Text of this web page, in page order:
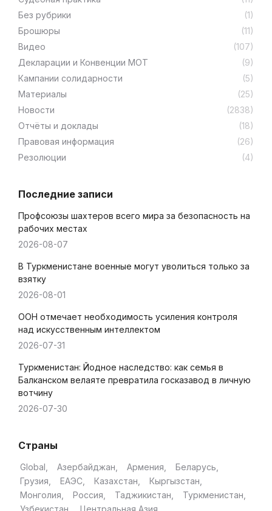
Без рубрики
(1)
Брошюры
(11)
Видео
(107)
Декларации и Конвенции МОТ
(9)
Кампании солидарности
(5)
Материалы
(25)
Новости
(2838)
Отчёты и доклады
(18)
Правовая информация
(26)
Резолюции
(4)
Последние записи
Профсоюзы шахтеров всего мира за безопасность на
рабочих местах
2026-08-07
В Туркменистане военные могут уволиться только за
взятку
2026-08-01
ООН отмечает необходимость усиления контроля
над искусственным интеллектом
2026-07-31
Туркменистан: Йодное наследство: как семья в
Балканском велаяте превратила госказавод в личную
вотчину
2026-07-30
Страны
Global Азербайджан Армения
Беларусь
Грузия
ЕАЭС Казахстан
Кыргызстан
Монголия
Россия Таджикистан
Туркменистан
Узбекистан
Центральная Азия